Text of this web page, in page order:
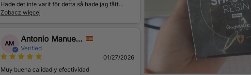
Hade det inte varit för detta så hade jag fått
skaffa glasögon. Evigt tacksam.
Zobacz więcej
AM Antonio Manuel Martínez Martínez
Verified
01/27/2026
Muy buena calidad y efectividad